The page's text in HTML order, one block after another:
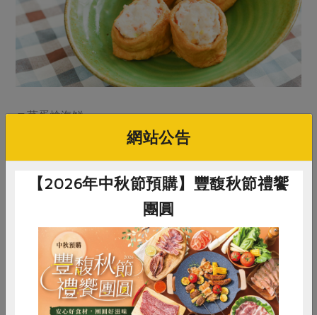
▼蒸蛋燴海鮮
惜食 RPET 食譜 減硝酸鹽
網站公告
【2026年中秋節預購】豐馥秋節禮饗
團圓